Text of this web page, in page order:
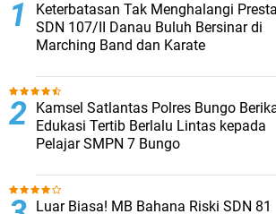
Keterbatasan Tak Menghalangi
SDN 107/II Danau Buluh Bersinar di
Marching Band dan Karate
Kamsel Satlantas Polres Bungo
Edukasi Tertib Berlalu Lintas kepada
Pelajar SMPN 7 Bungo
Luar Biasa! MB Bahana Riski SDN 81